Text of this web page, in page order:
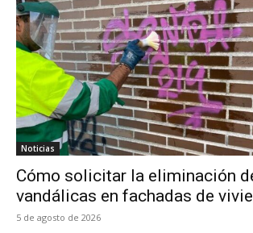
Noticias
Cómo solicitar la eliminación
vandálicas en fachadas de
5 de agosto de 2026